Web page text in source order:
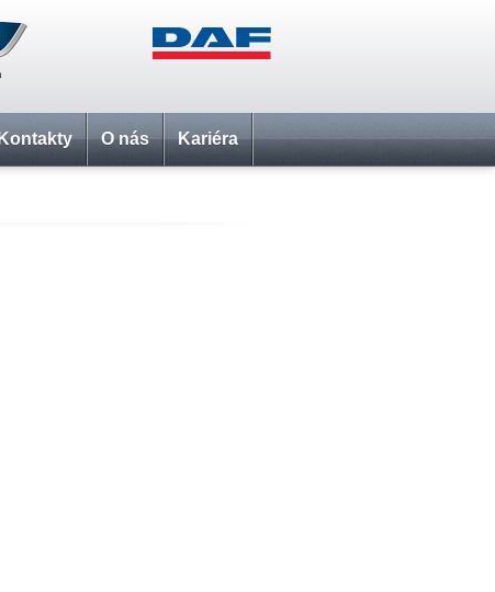
O nás Kariéra